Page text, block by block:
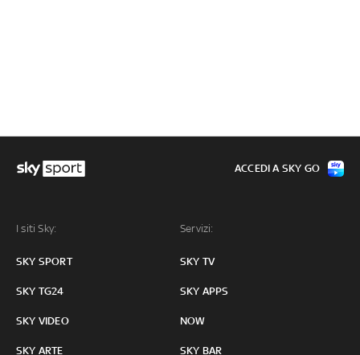
I siti Sky:
SKY SPORT
SKY TG24
SKY VIDEO
SKY ARTE
Servizi:
SKY TV
SKY APPS
NOW
SKY BAR
ACCEDI A SKY GO